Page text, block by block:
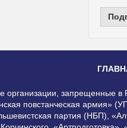
организации,
повстанческая
партия (НБП),